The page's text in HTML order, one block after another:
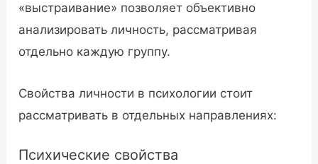
«выстраивание» позволяет объективно
анализировать личность, рассматривая
отдельно каждую группу.
Свойства личности в психологии стоит
рассматривать в отдельных направлениях:
Психические свойства